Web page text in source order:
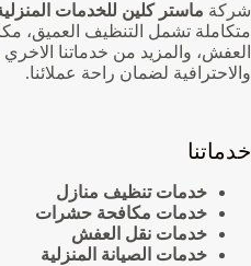
شركة ماستر كلين للخدمات
متكاملة تشمل التنظيف العميق،
العفش، والمزيد من خدماتنا الاخري
والاحترافية لضمان راحة عملائنا.
خدماتنا
خدمات تنظيف منازل
خدمات مكافحة حشرات
خدمات نقل العفش
خدمات الصيانة المنزلية